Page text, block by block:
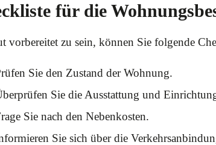
für die
vorbereitet zu sein, können Sie folgende
Sie den Zustand der Wohnung.
Sie die Ausstattung und
Sie nach den Nebenkosten.
Sie sich über die